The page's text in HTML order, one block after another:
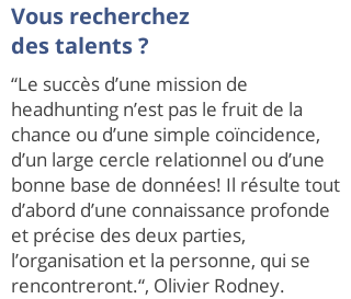
Vous recherchez
des talents ?
“Le succès d’une mission de
headhunting n’est pas le fruit de la
chance ou d’une simple coïncidence,
d’un large cercle relationnel ou d’une
bonne base de données! Il résulte tout
d’abord d’une connaissance profonde
et précise des deux parties,
l’organisation et la personne, qui se
rencontreront.“, Olivier Rodney.